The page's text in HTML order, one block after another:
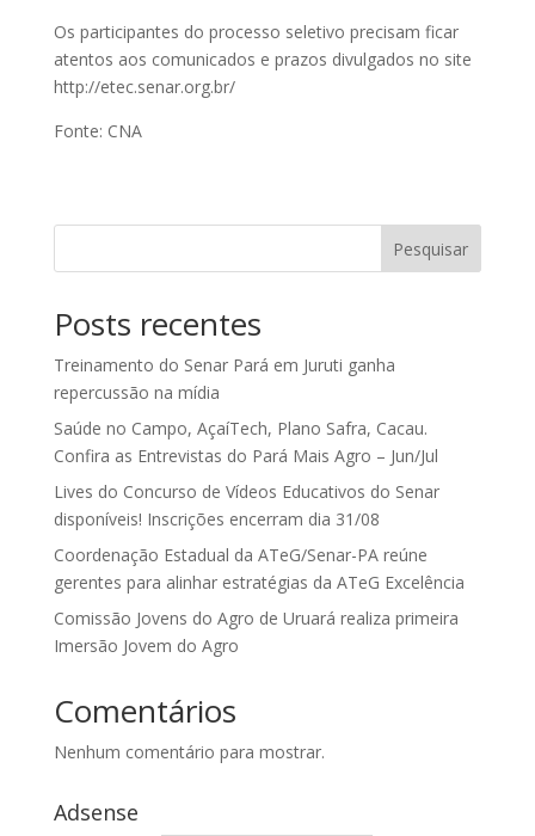
Os participantes do processo seletivo precisam ficar
atentos aos comunicados e prazos divulgados no site
http://etec.senar.org.br/
Fonte: CNA
Pesquisar
Posts recentes
Treinamento do Senar Pará em Juruti ganha
repercussão na mídia
Saúde no Campo, AçaíTech, Plano Safra, Cacau.
Confira as Entrevistas do Pará Mais Agro – Jun/Jul
Lives do Concurso de Vídeos Educativos do Senar
disponíveis! Inscrições encerram dia 31/08
Coordenação Estadual da ATeG/Senar-PA reúne
gerentes para alinhar estratégias da ATeG Excelência
Comissão Jovens do Agro de Uruará realiza primeira
Imersão Jovem do Agro
Comentários
Nenhum comentário para mostrar.
Adsense